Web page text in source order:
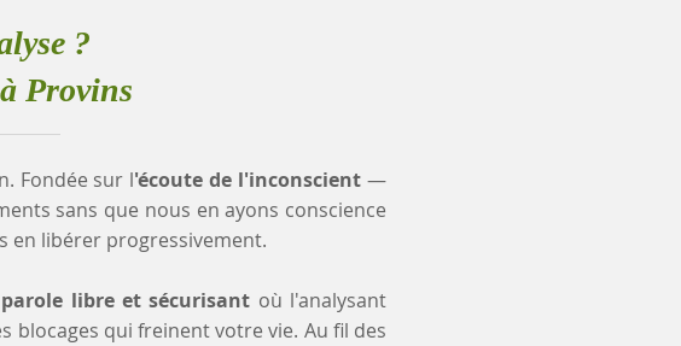
?
Provins
Fondée sur l'écoute de l'inconscient—
sans que nous en ayons conscience
en libérer progressivement.
parole libre et sécurisant où l'analysant
blocages qui freinent votre vie. Au fil des